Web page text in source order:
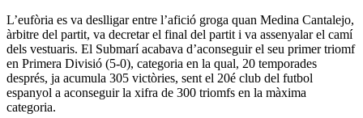
L’eufòria es va deslligar entre l’afició groga quan Medina Cantalejo,
àrbitre del partit, va decretar el final del partit i va assenyalar el camí
dels vestuaris. El Submarí acabava d’aconseguir el seu primer triomf
en Primera Divisió (5-0), categoria en la qual, 20 temporades
després, ja acumula 305 victòries, sent el 20é club del futbol
espanyol a aconseguir la xifra de 300 triomfs en la màxima
categoria.